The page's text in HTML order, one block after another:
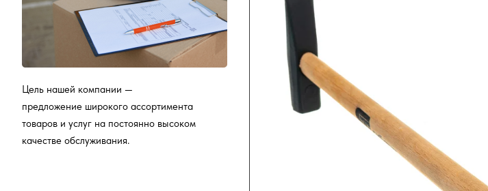
Цель нашей компании —
предложение широкого ассортимента
товаров и услуг на постоянно высоком
качестве обслуживания.